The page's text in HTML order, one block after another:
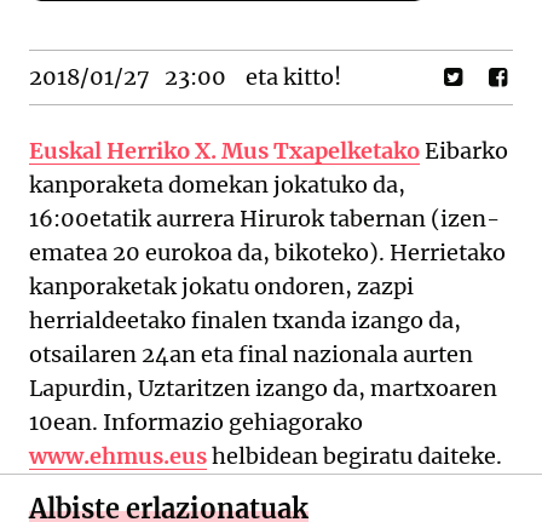
2018/01/27 23:00 eta kitto!
Euskal Herriko X. Mus TxapelketakoEibarko
kanporaketa domekan jokatuko da,
16:00etatik aurrera Hirurok tabernan (izen-
ematea 20 eurokoa da, bikoteko). Herrietako
kanporaketak jokatu ondoren, zazpi
herrialdeetako finalen txanda izango da,
otsailaren 24an eta final nazionala aurten
Lapurdin, Uztaritzen izango da, martxoaren
10ean. Informazio gehiagorako
www.ehmus.eushelbidean begiratu daiteke.
Albiste erlazionatuak